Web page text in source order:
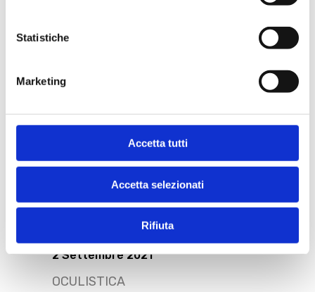
Statistiche
Marketing
Accetta tutti
Accetta selezionati
Rifiuta
2 Settembre 2021
OCULISTICA